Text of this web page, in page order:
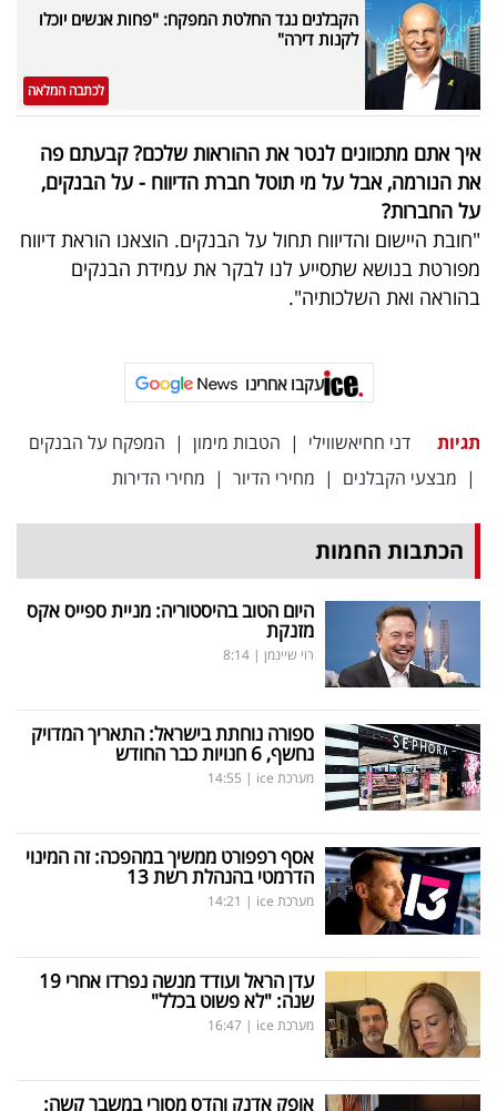
הקבלנים נגד החלטת המפקח: "פחות אנשים יוכלו
לקנות דירה"
לכתבה המלאה
איך אתם מתכוונים לנטר את ההוראות שלכם? קבעתם פה
את הנורמה, אבל על מי תוטל חברת הדיווח - על הבנקים,
על החברות?
"חובת היישום והדיווח תחול על הבנקים. הוצאנו הוראת דיווח
מפורטת בנושא שתסייע לנו לבקר את עמידת הבנקים
בהוראה ואת השלכותיה".
עקבו אחרינו
תגיות דני חחיאשווילי | הטבות מימון | המפקח על הבנקים
| מבצעי הקבלנים | מחירי הדיור | מחירי הדירות
הכתבות החמות
היום הטוב בהיסטוריה: מניית ספייס אקס
מזנקת
רוי שיינמן |
8:14
ספורה נוחתת בישראל: התאריך המדויק
נחשף, 6 חנויות כבר החודש
מערכת ice |
14:55
אסף רפפורט ממשיך במהפכה: זה המינוי
הדרמטי בהנהלת רשת 13
מערכת ice |
14:21
עדן הראל ועודד מנשה נפרדו אחרי 19
שנה: "לא פשוט בכלל"
מערכת ice |
16:47
אופק אדנק והדס מסורי במשבר קשה: